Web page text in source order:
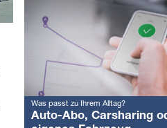
Was passt zu Ihrem Alltag?
Auto-Abo, Carsharing